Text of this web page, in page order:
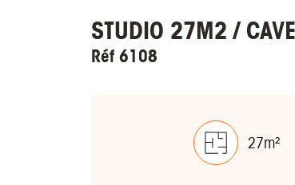
STUDIO 27M2 /
Réf 6108
27m²